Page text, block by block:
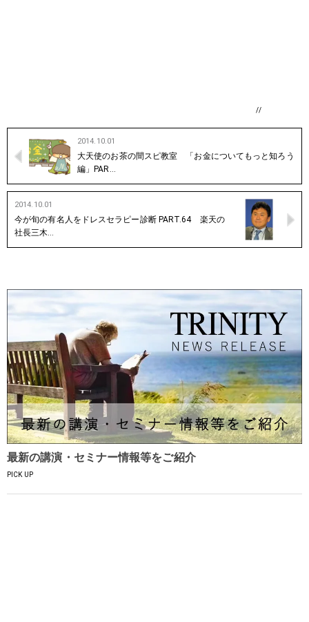
//
2014.10.01
大天使のお茶の間スピ教室 「お金についてもっと知ろう
編」PAR…
2014.10.01
今が旬の有名人をドレスセラピー診断 PART.64 楽天の
社長三木…
最新の講演・セミナー情報等をご紹介
PICK UP